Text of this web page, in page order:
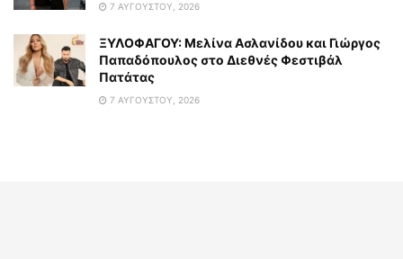
7 ΑΥΓΟΎΣΤΟΥ, 2026
ΞΥΛΟΦΑΓΟΥ: Μελίνα Ασλανίδου και Γιώργος
Παπαδόπουλος στο Διεθνές Φεστιβάλ
Πατάτας
7 ΑΥΓΟΎΣΤΟΥ, 2026